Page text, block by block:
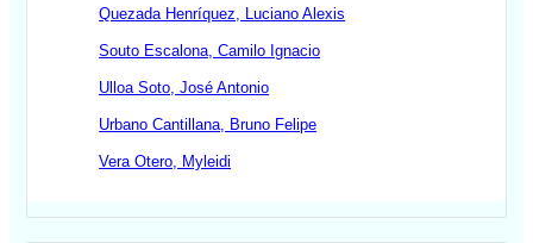
Quezada Henríquez, Luciano Alexis
Souto Escalona, Camilo Ignacio
Ulloa Soto, José Antonio
Urbano Cantillana, Bruno Felipe
Vera Otero, Myleidi